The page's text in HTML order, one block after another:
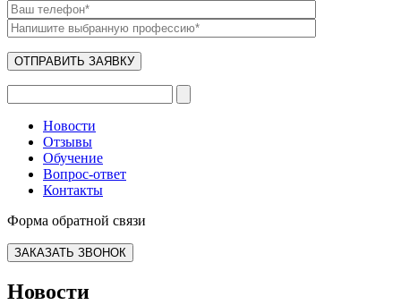
Новости
Отзывы
Обучение
Вопрос-ответ
Контакты
Форма обратной связи
ЗАКАЗАТЬ ЗВОНОК
Новости